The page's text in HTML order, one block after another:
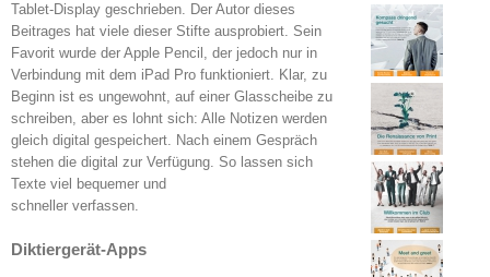
Tablet-Display geschrieben. Der Autor dieses
Beitrages hat viele dieser Stifte ausprobiert. Sein
Favorit wurde der Apple Pencil, der jedoch nur in
Verbindung mit dem iPad Pro funktioniert. Klar, zu
Beginn ist es ungewohnt, auf einer Glasscheibe zu
schreiben, aber es lohnt sich: Alle Notizen werden
gleich digital gespeichert. Nach einem Gespräch
stehen die digital zur Verfügung. So lassen sich
Texte viel bequemer und
schneller verfassen.
Diktiergerät-Apps